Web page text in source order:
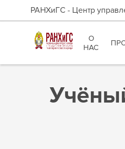
РАНХиГС - Центр
О
НАС